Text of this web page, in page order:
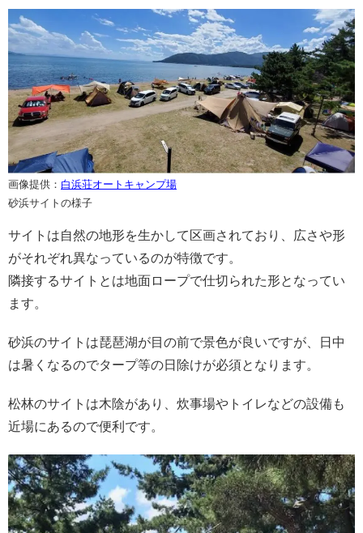
画像提供： 白浜荘オートキャンプ場
砂浜サイトの様子
サイトは自然の地形を生かして区画されており、広さや形
がそれぞれ異なっているのが特徴です。
隣接するサイトとは地面ロープで仕切られた形となってい
ます。
砂浜のサイトは琵琶湖が目の前で景色が良いですが、日中
は暑くなるのでタープ等の日除けが必須となります。
松林のサイトは木陰があり、炊事場やトイレなどの設備も
近場にあるので便利です。